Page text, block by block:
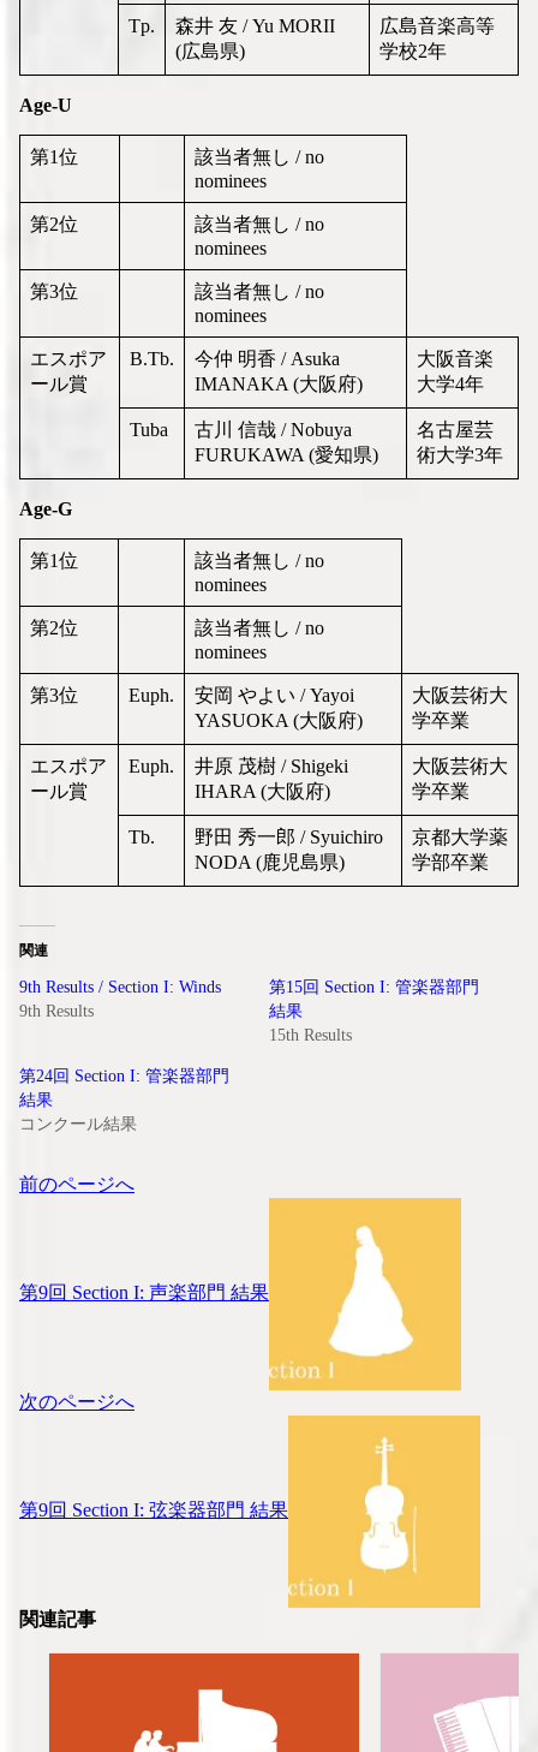
Tp.
森井 友 / Yu MORII
(広島県)
広島音楽高等
学校2年
Age-U
第1位
該当者無し / no
nominees
第2位
該当者無し / no
nominees
第3位
該当者無し / no
nominees
エスポア
ール賞
B.Tb.
今仲 明香 / Asuka
IMANAKA (大阪府)
大阪音楽
大学4年
Tuba
古川 信哉 / Nobuya
FURUKAWA (愛知県)
名古屋芸
術大学3年
Age-G
第1位
該当者無し / no
nominees
第2位
該当者無し / no
nominees
第3位 Euph.
安岡 やよい / Yayoi
YASUOKA (大阪府)
大阪芸術大
学卒業
エスポア
ール賞
Euph.
井原 茂樹 / Shigeki
IHARA (大阪府)
大阪芸術大
学卒業
Tb.
野田 秀一郎 / Syuichiro
NODA (鹿児島県)
京都大学薬
学部卒業
関連
9th Results / Section I: Winds
9th Results
第15回 Section I: 管楽器部門
結果
15th Results
第24回 Section I: 管楽器部門
結果
コンクール結果
投
ゲ
前のページへ
第9回 Section I: 声楽部門 結果
次のページへ
第9回 Section I: 弦楽器部門 結果
関連記事